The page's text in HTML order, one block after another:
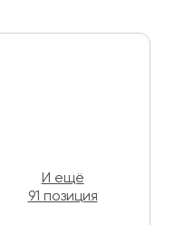
И ещё
91 позиция